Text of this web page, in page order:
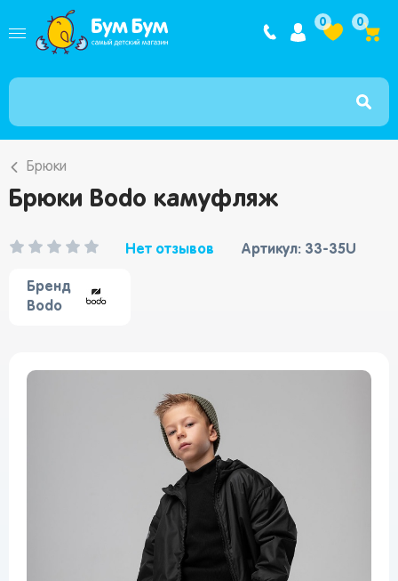
Интернет
0 0
Брюки
Брюки Bodo камуфляж
Нет отзывов Артикул: 33-35U
Бренд
Bodo